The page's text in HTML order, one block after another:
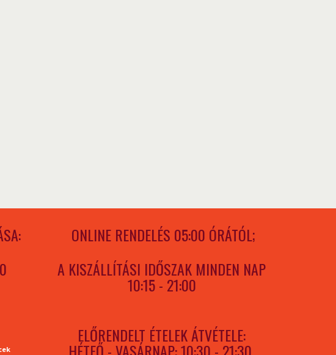
ONLINE RENDELÉS 05:00 ÓRÁTÓL;
A KISZÁLLÍTÁSI IDŐSZAK MINDEN NAP
10:15 - 21:00
ELŐRENDELT ÉTELEK ÁTVÉTELE: